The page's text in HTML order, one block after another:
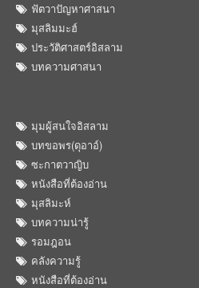
ฟัตวาปัญหาศาสนา
มุสลิมมะฮ์
ประวัติศาสตร์อิสลาม
บทความศาสนา
มุมผู้สนใจอิสลาม
บทขอพร(ดุอาอ์)
ซะกาตวาญิบ
หนังสือที่ต้องอ่าน
มุสลิมะห์
บทความน่ารู้
รอมฎอน
คลังความรู้
หนังสือที่ต้องอ่าน